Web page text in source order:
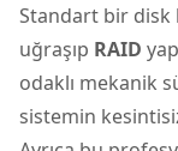
Standart bir disk
uğraşıp RAID
odaklı mekanik
sistemin